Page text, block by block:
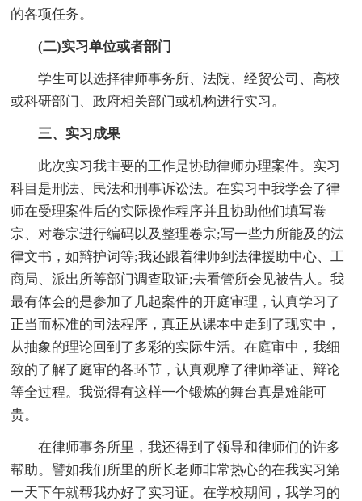
的各项任务。
(二)实习单位或者部门
学生可以选择律师事务所、法院、经贸公司、高校
或科研部门、政府相关部门或机构进行实习。
三、实习成果
此次实习我主要的工作是协助律师办理案件。实习
科目是刑法、民法和刑事诉讼法。在实习中我学会了律
师在受理案件后的实际操作程序并且协助他们填写卷
宗、对卷宗进行编码以及整理卷宗;写一些力所能及的法
律文书，如辩护词等;我还跟着律师到法律援助中心、工
商局、派出所等部门调查取证;去看管所会见被告人。我
最有体会的是参加了几起案件的开庭审理，认真学习了
正当而标准的司法程序，真正从课本中走到了现实中，
从抽象的理论回到了多彩的实际生活。在庭审中，我细
致的了解了庭审的各环节，认真观摩了律师举证、辩论
等全过程。我觉得有这样一个锻炼的舞台真是难能可
贵。
在律师事务所里，我还得到了领导和律师们的许多
帮助。譬如我们所里的所长老师非常热心的在我实习第
一天下午就帮我办好了实习证。在学校期间，我学习的